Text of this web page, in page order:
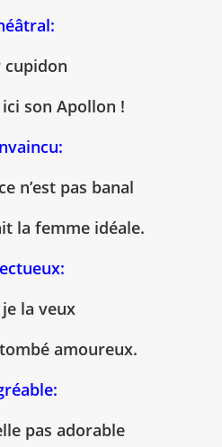
cupidon
son Apollon !
n’est pas banal
la femme idéale.
la veux
amoureux.
pas adorable